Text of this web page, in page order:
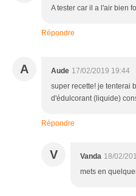
A tester car il a l'air bien
Répondre
A Aude 17/02/2019 19:44
super recette! je tenterai
d'édulcorant (liquide)
Répondre
V Vanda 18/02/
mets en